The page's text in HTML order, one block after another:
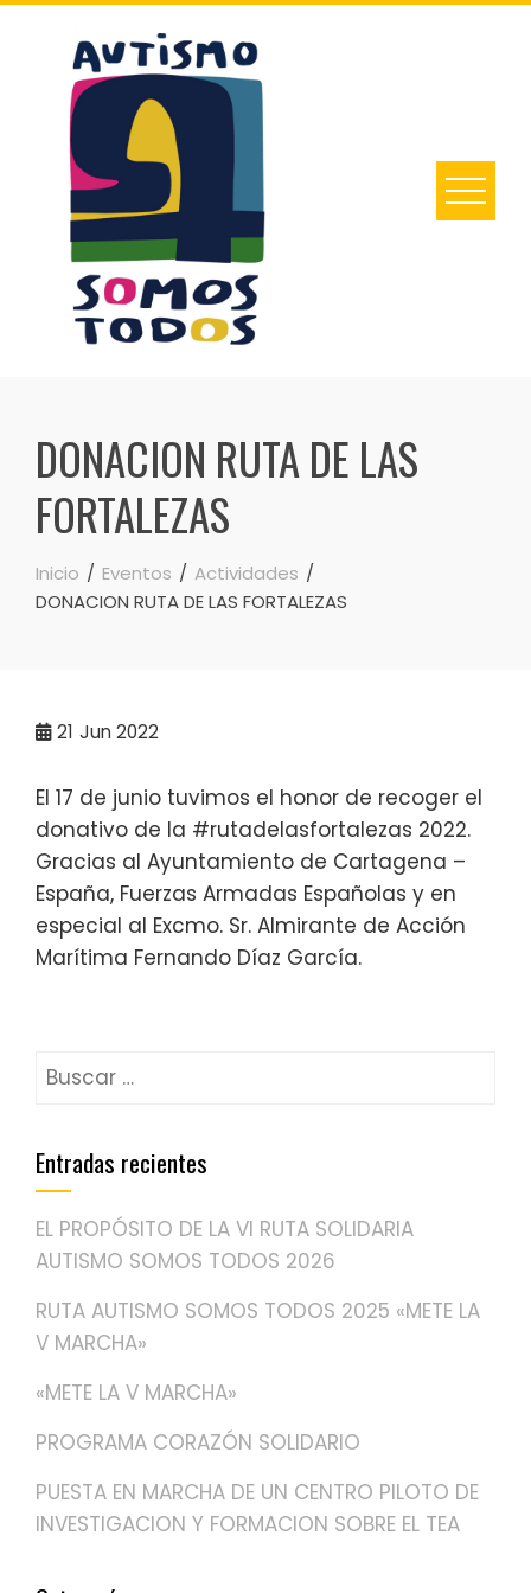
Skip
content
DONACION RUTA DE LAS
FORTALEZAS
Inicio Eventos
Actividades
DONACION RUTA DE LAS FORTALEZAS
21 Jun 2022
El 17 de junio tuvimos el honor de recoger el
donativo de la #rutadelasfortalezas 2022.
Gracias al Ayuntamiento de Cartagena –
España, Fuerzas Armadas Españolas y en
especial al Excmo. Sr. Almirante de Acción
Marítima Fernando Díaz García.
Buscar:
Entradas recientes
EL PROPÓSITO DE LA VI RUTA SOLIDARIA
AUTISMO SOMOS TODOS 2026
RUTA AUTISMO SOMOS TODOS 2025 «METE LA
V MARCHA»
«METE LA V MARCHA»
PROGRAMA CORAZÓN SOLIDARIO
PUESTA EN MARCHA DE UN CENTRO PILOTO DE
INVESTIGACION Y FORMACION SOBRE EL TEA